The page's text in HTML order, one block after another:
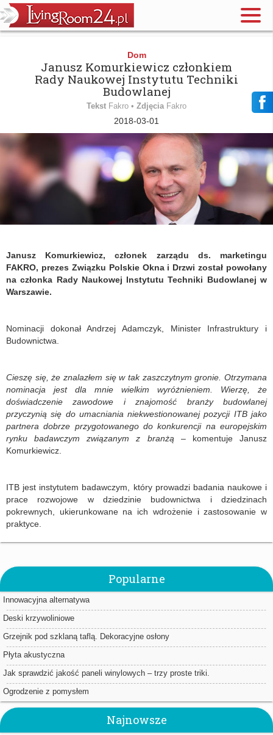
Dom
Janusz Komurkiewicz członkiem
Rady Naukowej Instytutu Techniki
Budowlanej
Tekst Fakro • Zdjęcia Fakro
2018-03-01
Janusz Komurkiewicz, członek zarządu ds. marketingu
FAKRO, prezes Związku Polskie Okna i Drzwi został powołany
na członka Rady Naukowej Instytutu Techniki Budowlanej w
Warszawie.
Nominacji dokonał Andrzej Adamczyk, Minister Infrastruktury i
Budownictwa.
Cieszę się, że znalazłem się w tak zaszczytnym gronie. Otrzymana
nominacja jest dla mnie wielkim wyróżnieniem. Wierzę, że
doświadczenie zawodowe i znajomość branży budowlanej
przyczynią się do umacniania niekwestionowanej pozycji ITB jako
partnera dobrze przygotowanego do konkurencji na europejskim
rynku badawczym związanym z branżą – komentuje Janusz
Komurkiewicz.
ITB jest instytutem badawczym, który prowadzi badania naukowe i
prace rozwojowe w dziedzinie budownictwa i dziedzinach
pokrewnych, ukierunkowane na ich wdrożenie i zastosowanie w
praktyce.
Popularne
Innowacyjna alternatywa
Deski krzywoliniowe
Grzejnik pod szklaną taflą. Dekoracyjne osłony
Płyta akustyczna
Jak sprawdzić jakość paneli winylowych – trzy proste triki.
Ogrodzenie z pomysłem
Najnowsze